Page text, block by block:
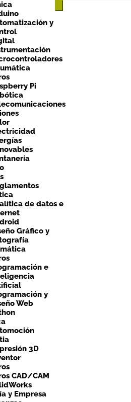
de
y
Pi
de datos e
Gráfico y
e
y
Web
3D
CAD/CAM
y Empresa